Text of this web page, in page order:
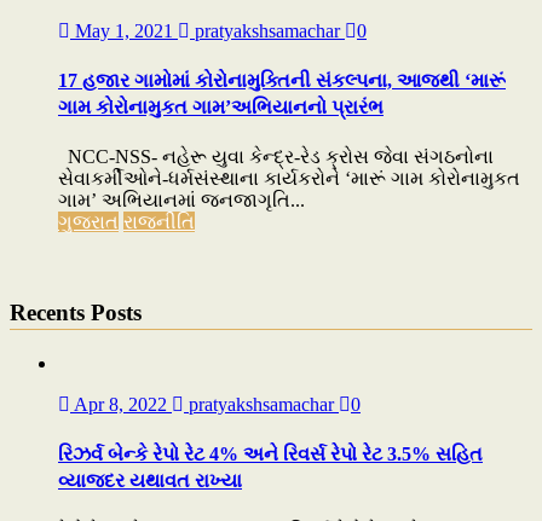
May 1, 2021 pratyakshsamachar 0
17 હજાર ગામોમાં કોરોનામુક્તિની સંકલ્પના, આજથી ‘મારૂં
ગામ કોરોનામુકત ગામ’અભિયાનનો પ્રારંભ
NCC-NSS- નહેરૂ યુવા કેન્દ્ર-રેડ ક્રોસ જેવા સંગઠનોના
સેવાકર્મીઓને-ધર્મસંસ્થાના કાર્યકરોને ‘મારૂં ગામ કોરોનામુકત
ગામ’ અભિયાનમાં જનજાગૃતિ...
ગુજરાત રાજનીતિ
Recents Posts
Apr 8, 2022 pratyakshsamachar 0
રિઝર્વ બેન્કે રેપો રેટ 4% અને રિવર્સ રેપો રેટ 3.5% સહિત
વ્યાજદર યથાવત રાખ્યા